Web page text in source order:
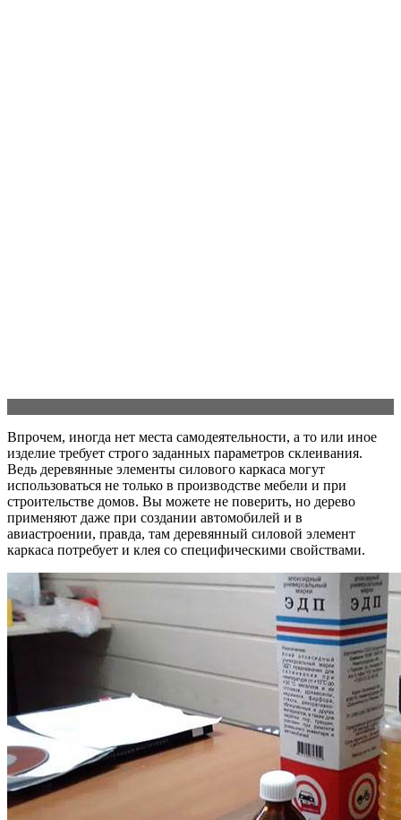
Впрочем, иногда нет места самодеятельности, а то или иное
изделие требует строго заданных параметров склеивания.
Ведь деревянные элементы силового каркаса могут
использоваться не только в производстве мебели и при
строительстве домов. Вы можете не поверить, но дерево
применяют даже при создании автомобилей и в
авиастроении, правда, там деревянный силовой элемент
каркаса потребует и клея со специфическими свойствами.